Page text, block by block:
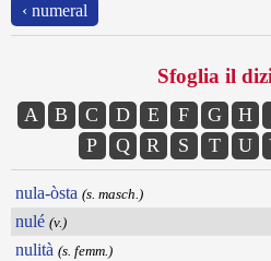
‹ numeral
Sfoglia il
A B C D E F G H
P
Q R S T U
nula-òsta (s. masch.)
nulé (v.)
nulità (s. femm.)